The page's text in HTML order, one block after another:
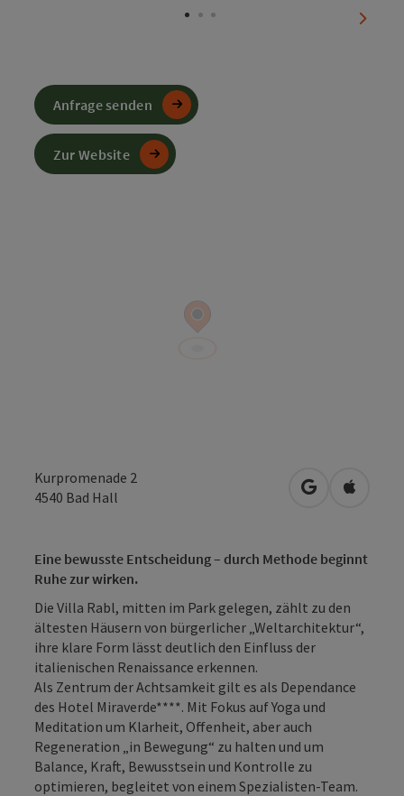
Kurpromenade 2
4540 Bad Hall in Google
in
Eine bewusste Entscheidung – durch Methode beginnt
Ruhe zur wirken.
Die Villa Rabl, mitten im Park gelegen, zählt zu den
ältesten Häusern von bürgerlicher „Weltarchitektur“,
ihre klare Form lässt deutlich den Einfluss der
italienischen Renaissance erkennen.
Als Zentrum der Achtsamkeit gilt es als Dependance
des Hotel Miraverde****. Mit Fokus auf Yoga und
Meditation um Klarheit, Offenheit, aber auch
Regeneration „in Bewegung“ zu halten und um
Balance, Kraft, Bewusstsein und Kontrolle zu
optimieren, begleitet von einem Spezialisten-Team.
Anfrage senden
Zur Website